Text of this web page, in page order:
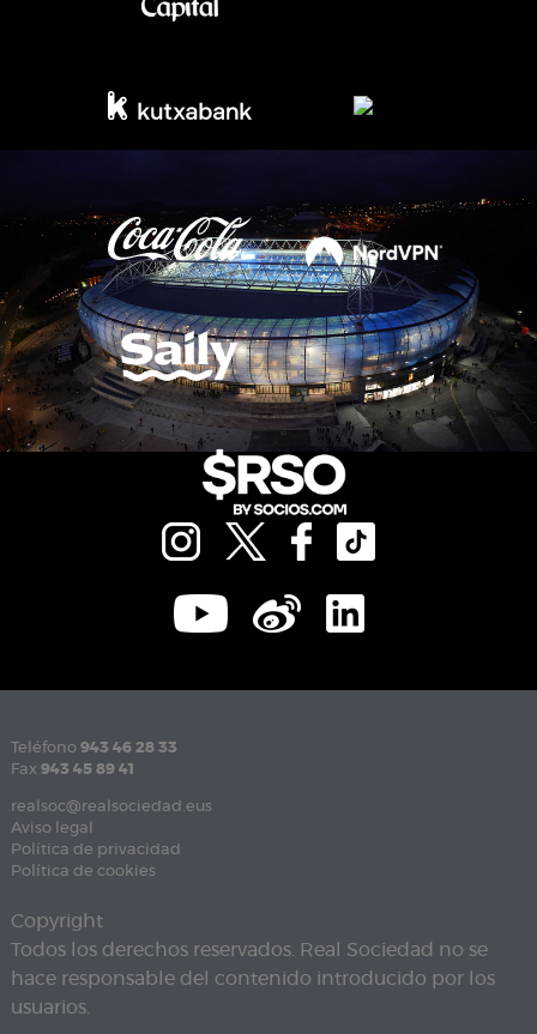
Teléfono 943 46 28 33
Fax 943 45 89 41
realsoc@realsociedad.eus
Aviso legal
Política de privacidad
Política de cookies
Copyright
Todos los derechos reservados. Real Sociedad no se
hace responsable del contenido introducido por los
usuarios.